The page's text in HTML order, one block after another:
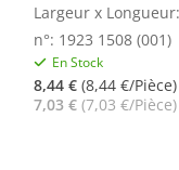
Largeur x
n°: 1923 1508 (001)
En Stock
8,44 € (8,44 €/Pièce)
7,03 € (7,03 €/